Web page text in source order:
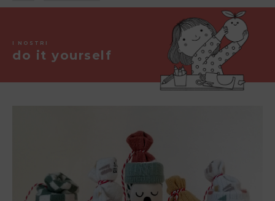
I NOSTRI
do it yourself